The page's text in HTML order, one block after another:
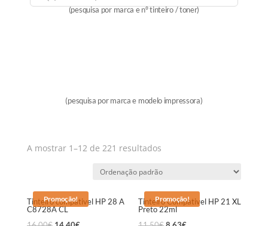
(pesquisa por marca e nº tinteiro / toner)
(pesquisa por marca e modelo impressora)
A mostrar 1–12 de 221 resultados
Promoção!
Tinteiro compativel HP 28 A
C8728A CL
Promoção!
Tinteiro Compativel HP 21 XL
Preto 22ml